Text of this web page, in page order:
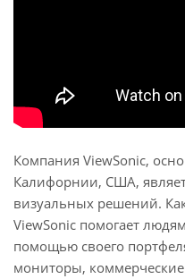
Компания ViewSonic,
Калифорнии, США,
визуальных решений.
ViewSonic помогает
помощью своего
мониторы,